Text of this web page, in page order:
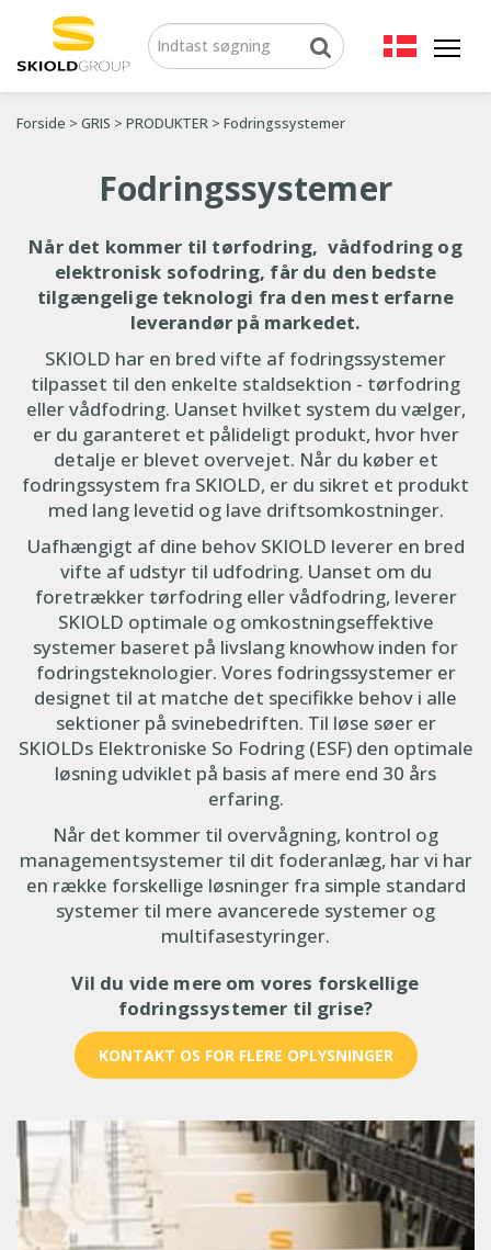
Forside > GRIS > PRODUKTER > Fodringssystemer
Fodringssystemer
Når det kommer til tørfodring, vådfodring og
elektronisk sofodring, får du den bedste
tilgængelige teknologi fra den mest erfarne
leverandør på markedet.
SKIOLD har en bred vifte af fodringssystemer
tilpasset til den enkelte staldsektion - tørfodring
eller vådfodring. Uanset hvilket system du vælger,
er du garanteret et pålideligt produkt, hvor hver
detalje er blevet overvejet. Når du køber et
fodringssystem fra SKIOLD, er du sikret et produkt
med lang levetid og lave driftsomkostninger.
Uafhængigt af dine behov SKIOLD leverer en bred
vifte af udstyr til udfodring. Uanset om du
foretrækker tørfodring eller vådfodring, leverer
SKIOLD optimale og omkostningseffektive
systemer baseret på livslang knowhow inden for
fodringsteknologier. Vores fodringssystemer er
designet til at matche det specifikke behov i alle
sektioner på svinebedriften. Til løse søer er
SKIOLDs Elektroniske So Fodring (ESF) den optimale
løsning udviklet på basis af mere end 30 års
erfaring.
Når det kommer til overvågning, kontrol og
managementsystemer til dit foderanlæg, har vi har
en række forskellige løsninger fra simple standard
systemer til mere avancerede systemer og
multifasestyringer.
Vil du vide mere om vores forskellige
fodringssystemer til grise?
KONTAKT OS FOR FLERE OPLYSNINGER